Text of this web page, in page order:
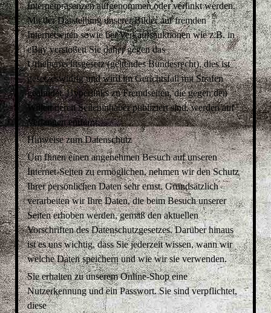
Internetpräsenzen aufgenommen oder verlinkt werden.
Mit der Darstellung unserer Bilder auf fremden
Internetseiten sowie bei Verkaufsauktionen wie z.B. in
eBay verstoßen Sie daher gegen das
Urheberrechtsgesetz (geltendes Bundesrecht), dies ist
gesetzeswidrig und wird im Gerichtsfall mit Strafen
geahndet. Hyperlinks zu Fremdseiten, die gegen den
Willen deren Seiteninhaber publiziert sind, werden auf
Verlangen entfernt.
Hinweise zum Datenschutz
Um Ihnen einen angenehmen Besuch auf unseren
Internet-Seiten zu ermöglichen, nehmen wir den Schutz
Ihrer persönlichen Daten sehr ernst. Grundsätzlich
verarbeiten wir Ihre Daten, die beim Besuch unserer
Seiten erhoben werden, gemäß den aktuellen
Vorschriften des Datenschutzgesetzes. Darüber hinaus
ist es uns wichtig, dass Sie jederzeit wissen, wann wir
welche Daten speichern und wie wir sie verwenden.
Sie erhalten zu unserem Online-Shop eine
Nutzerkennung und ein Passwort. Sie sind verpflichtet,
diese